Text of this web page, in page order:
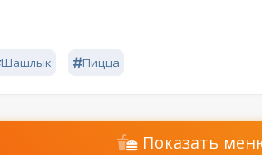
Шашлык Пицца
Показать